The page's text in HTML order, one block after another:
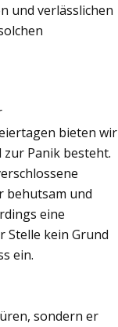
und verlässlichen
bieten wir
Panik besteht.
behutsam und
eine
Stelle kein Grund
ein.
sondern er